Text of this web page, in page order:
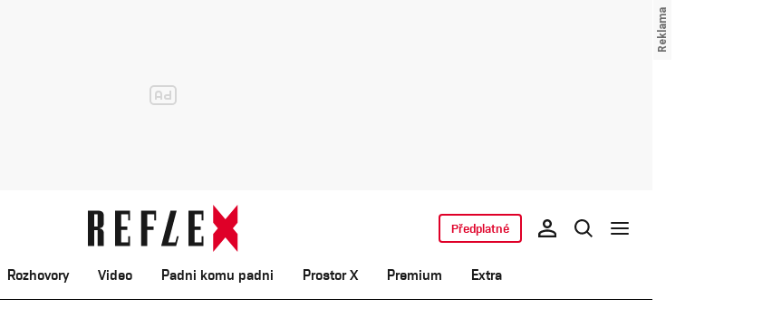
Rozhovory Video Padni komu padni Prostor X Premium Extra
Předplatné